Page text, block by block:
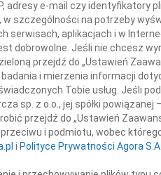
INNE
Tadeusz
Z dużym
31.07.2026
Wyrazy
29.07.2026
Wyrazy
27.07.2026
Pani
adresy e-mail czy identyfikatory
szczególności na potrzeby
serwisach, aplikacjach i w
dobrowolne. Jeśli nie chcesz
przejdź do „Ustawień
i mierzenia informacji
Tobie usług. Jeśli
sp. z o.o., jej spółki powiązanej
przejdź do „Ustawień
i podmiotu, wobec
i Polityce Prywatności Agora S.A.